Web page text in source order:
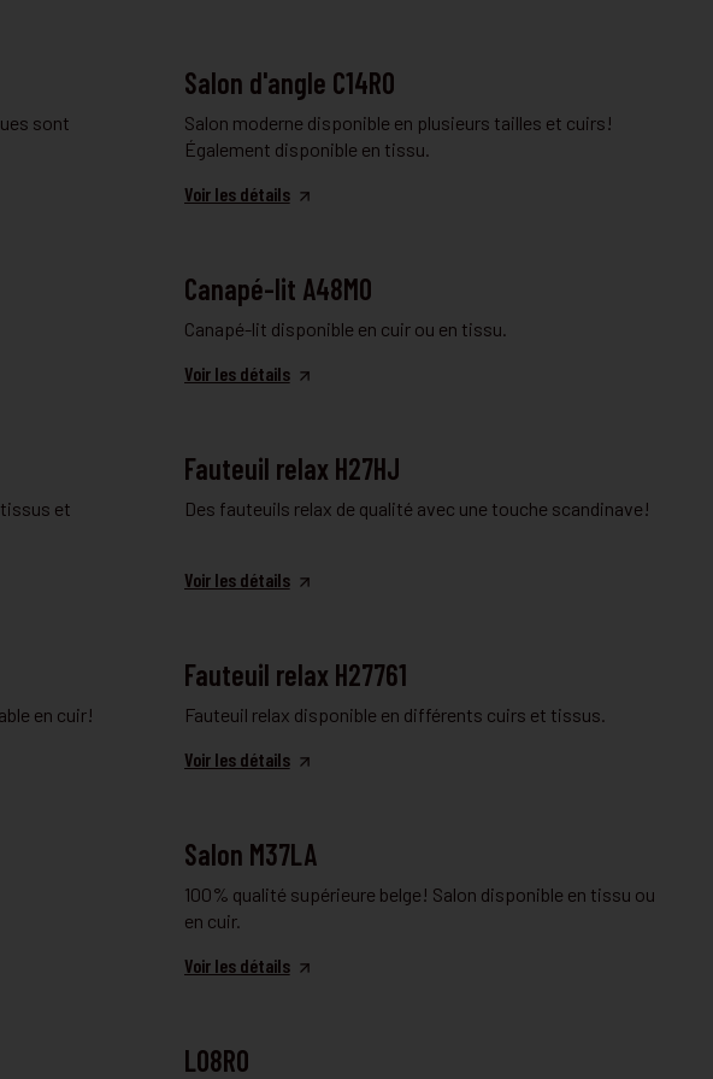
sont
Salon d'angle C14RO
Salon moderne disponible en plusieurs tailles et cuirs!
Également disponible en tissu.
Voir les détails
Canapé-lit A48MO
Canapé-lit disponible en cuir ou en tissu.
Voir les détails
et
Fauteuil relax H27HJ
Des fauteuils relax de qualité avec une touche scandinave!
Voir les détails
en cuir!
Fauteuil relax H27761
Fauteuil relax disponible en différents cuirs et tissus.
Voir les détails
Salon M37LA
100% qualité supérieure belge! Salon disponible en tissu ou
en cuir.
Voir les détails
L08RO